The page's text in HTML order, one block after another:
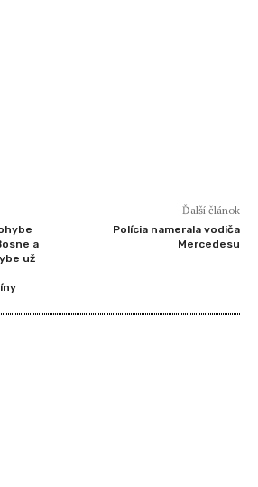
a
už
Ďalší článok
Polícia namerala vodiča
Mercedesu